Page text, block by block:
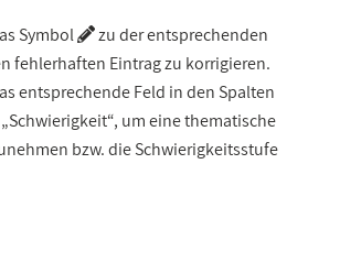
Symbol
zu der entsprechenden
fehlerhaften Eintrag zu korrigieren.
entsprechende Feld in den Spalten
um eine thematische
bzw. die Schwierigkeitsstufe